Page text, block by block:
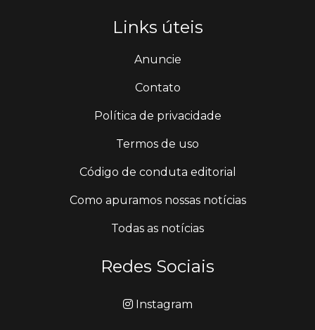
Links úteis
Anuncie
Contato
Política de privacidade
Termos de uso
Código de conduta editorial
Como apuramos nossas notícias
Todas as notícias
Redes Sociais
Instagram